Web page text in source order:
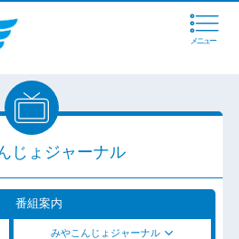
メニュー
じょジャーナル
番組案内
みやこんじょジャーナル